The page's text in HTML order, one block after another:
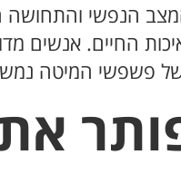
הנפשי
החיים. אנשים
המיטה נמשכת